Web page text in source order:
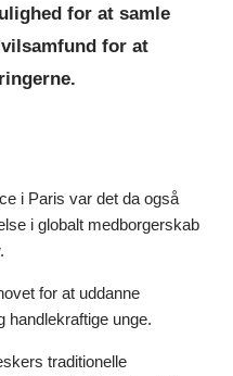
for at samle
for at
i Paris var det da også
i globalt medborgerskab
for at uddanne
unge.
traditionelle